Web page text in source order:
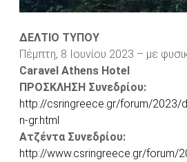
ΔΕΛΤΙΟ ΤΥΠΟΥ
Πέμπτη, 8 Ιουνίου 2023 – με
Caravel Athens Hotel
ΠΡΟΣΚΛΗΣΗ Συνεδρίου:
http://csringreece.gr/forum/2023/
n-gr.html
Ατζέντα Συνεδρίου:
http://www.csringreece.gr/forum/